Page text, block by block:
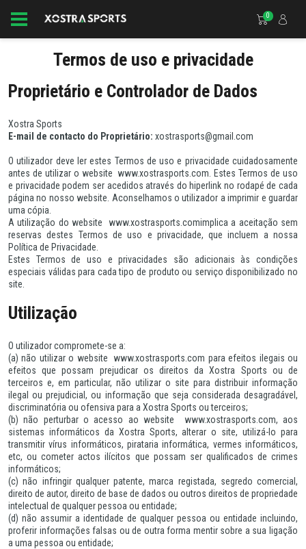
0
Termos de uso e privacidade
Proprietário e Controlador de Dados
Xostra Sports
E-mail de contacto do Proprietário: xostrasports@gmail.com
O utilizador deve ler estes Termos de uso e privacidade cuidadosamente
antes de utilizar o website www.xostrasports.com. Estes Termos de uso
e privacidade podem ser acedidos através do hiperlink no rodapé de cada
página no nosso website. Aconselhamos o utilizador a imprimir e guardar
uma cópia.
A utilização do website www.xostrasports.comimplica a aceitação sem
reservas destes Termos de uso e privacidade, que incluem a nossa
Política de Privacidade.
Estes Termos de uso e privacidades são adicionais às condições
especiais válidas para cada tipo de produto ou serviço disponibilizado no
site.
Utilização
O utilizador compromete-se a:
(a) não utilizar o website www.xostrasports.com para efeitos ilegais ou
efeitos que possam prejudicar os direitos da Xostra Sports ou de
terceiros e, em particular, não utilizar o site para distribuir informação
ilegal ou prejudicial, ou informação que seja considerada desagradável,
discriminatória ou ofensiva para a Xostra Sports ou terceiros;
(b) não perturbar o acesso ao website www.xostrasports.com, aos
sistemas informáticos da Xostra Sports, alterar o site, utilizá-lo para
transmitir vírus informáticos, pirataria informática, vermes informáticos,
etc, ou cometer actos ilícitos que possam ser qualificados de crimes
informáticos;
(c) não infringir qualquer patente, marca registada, segredo comercial,
direito de autor, direito de base de dados ou outros direitos de propriedade
intelectual de qualquer pessoa ou entidade;
(d) não assumir a identidade de qualquer pessoa ou entidade incluindo,
proferir informações falsas ou de outra forma mentir sobre a sua ligação
a uma pessoa ou entidade;